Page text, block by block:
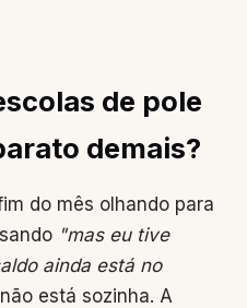
de pole
demais?
do mês olhando para
"mas eu tive
ainda está no
está sozinha. A